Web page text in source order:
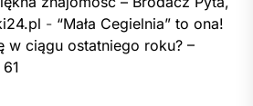
- “Mała Cegielnia” to ona!
w ciągu ostatniego roku? –